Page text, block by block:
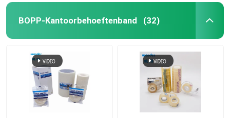
BOPP-Kantoorbehoeftenband (32)